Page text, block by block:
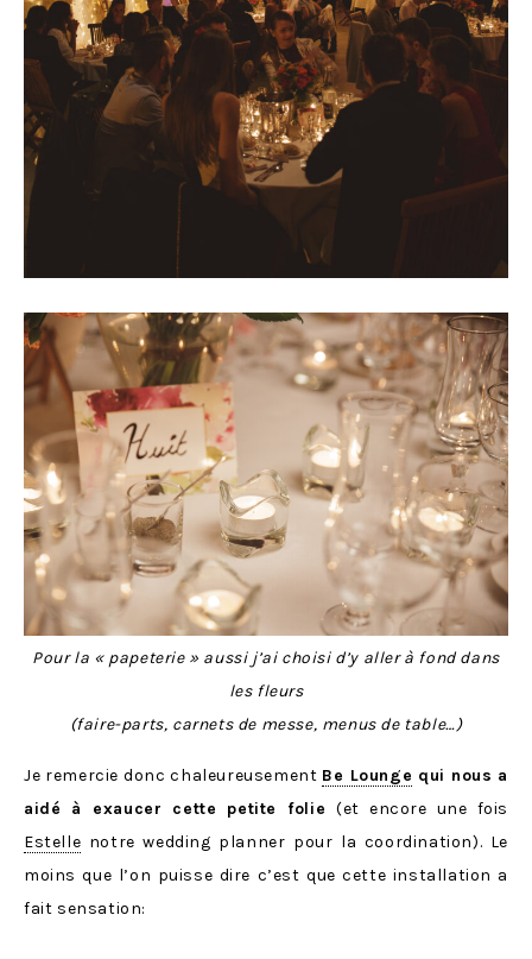
Pour la « papeterie » aussi j’ai choisi d’y aller à fond dans
les fleurs
(faire-parts, carnets de messe, menus de table…)
Je remercie donc chaleureusement Be Lounge qui nous a
aidé à exaucer cette petite folie(et encore une fois
Estelle notre wedding planner pour la coordination). Le
moins que l’on puisse dire c’est que cette installation a
fait sensation: